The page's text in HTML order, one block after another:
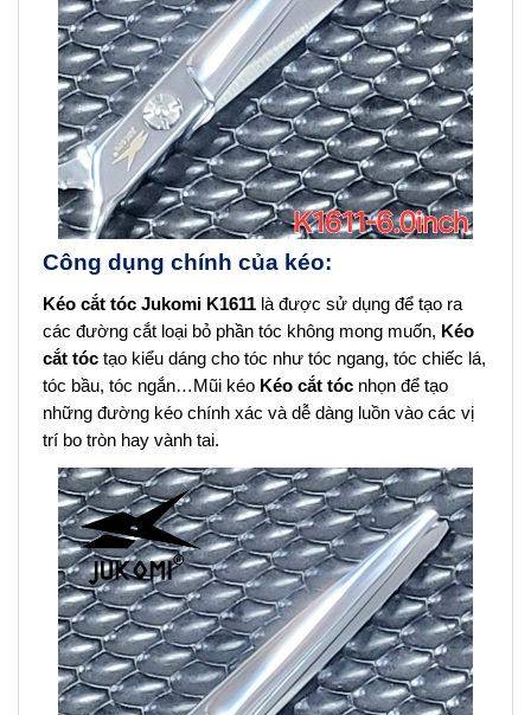
Công dụng chính của kéo:
Kéo cắt tóc Jukomi K1611 là được sử dụng để tạo ra
các đường cắt loại bỏ phần tóc không mong muốn, Kéo
cắt tóc tạo kiểu dáng cho tóc như tóc ngang, tóc chiếc lá,
tóc bầu, tóc ngắn…Mũi kéo Kéo cắt tóc nhọn để tạo
những đường kéo chính xác và dễ dàng luồn vào các vị
trí bo tròn hay vành tai.